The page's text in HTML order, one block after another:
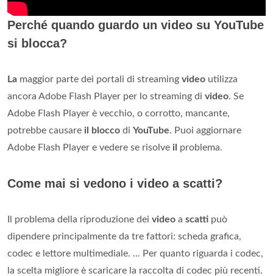
Perché quando guardo un video su YouTube
si blocca?
La maggior parte dei portali di streaming video utilizza
ancora Adobe Flash Player per lo streaming di video. Se
Adobe Flash Player è vecchio, o corrotto, mancante,
potrebbe causare il blocco di YouTube. Puoi aggiornare
Adobe Flash Player e vedere se risolve il problema.
Come mai si vedono i video a scatti?
Il problema della riproduzione dei video a scatti può
dipendere principalmente da tre fattori: scheda grafica,
codec e lettore multimediale. ... Per quanto riguarda i codec,
la scelta migliore è scaricare la raccolta di codec più recenti.